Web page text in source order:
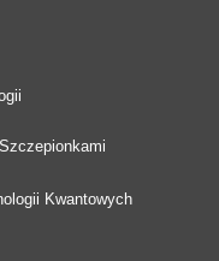
Kwantowych